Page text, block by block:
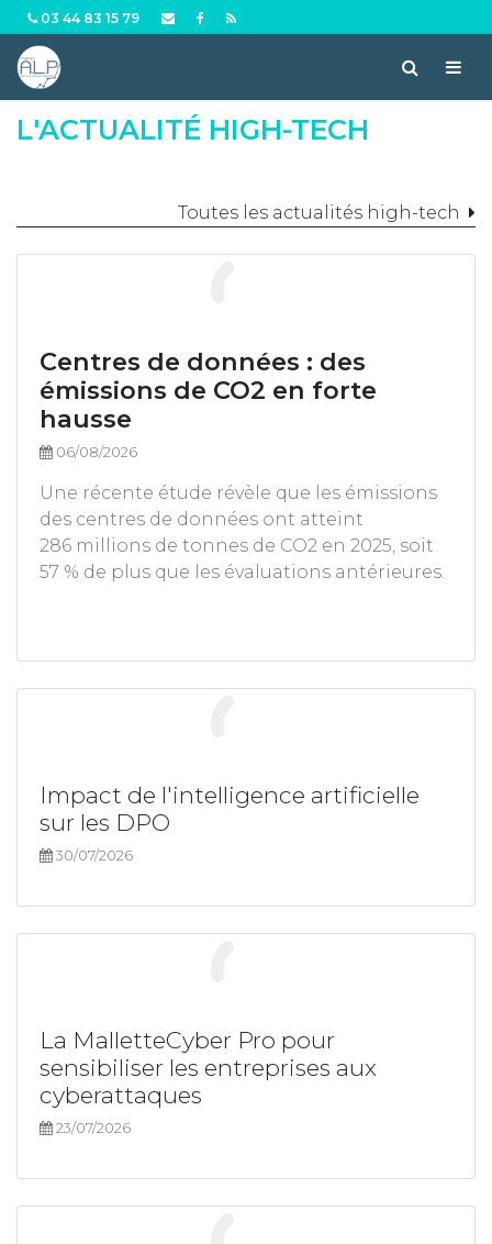
03 44 83 15 79
Création d'entreprise
Ressources humaines et paies
Externalisation de la comptabilité
L'ACTUALITÉ HIGH-TECH
Toutes les actualités high-tech
Centres de données : des
émissions de CO2 en forte
hausse
06/08/2026
Une récente étude révèle que les émissions
des centres de données ont atteint
286 millions de tonnes de CO2 en 2025, soit
57 % de plus que les évaluations antérieures.
Impact de l'intelligence artificielle
sur les DPO
30/07/2026
La MalletteCyber Pro pour
sensibiliser les entreprises aux
cyberattaques
23/07/2026